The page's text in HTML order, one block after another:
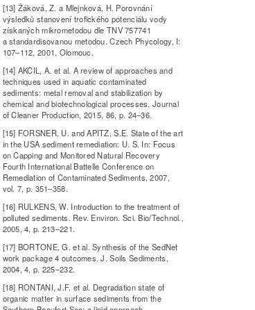
[13] Žáková, Z. a Mlejnková, H. Porovnání
výsledků stanovení trofického potenciálu vody
získaných mikrometodou dle TNV 757741
a standardisovanou metodou. Czech Phycology, I:
107–112, 2001, Olomouc.
[14] AKCIL, A. et al. A review of approaches and
techniques used in aquatic contaminated
sediments: metal removal and stabilization by
chemical and biotechnological processes. Journal
of Cleaner Production, 2015, 86, p. 24–36.
[15] FORSNER, U. and APITZ, S.E. State of the art
in the USA sediment remediation: U. S. In: Focus
on Capping and Monitored Natural Recovery
Fourth International Battelle Conference on
Remediation of Contaminated Sediments, 2007,
vol. 7, p. 351–358.
[16] RULKENS, W. Introduction to the treatment of
polluted sediments. Rev. Environ. Sci. Bio/Technol.,
2005, 4, p. 213–221.
[17] BORTONE, G. et al. Synthesis of the SedNet
work package 4 outcomes. J. Soils Sediments,
2004, 4, p. 225–232.
[18] RONTANI, J.F. et al. Degradation state of
organic matter in surface sediments from the